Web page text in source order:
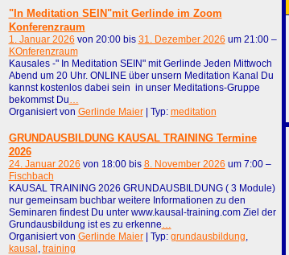
"In Meditation SEIN"mit Gerlinde im Zoom
Konferenzraum
1. Januar 2026 von 20:00 bis 31. Dezember 2026 um 21:00 –
KOnferenzraum
Kausales -" In Meditation SEIN" mit Gerlinde Jeden Mittwoch
Abend um 20 Uhr. ONLINE über unsern Meditation Kanal Du
kannst kostenlos dabei sein in unser Meditations-Gruppe
bekommst Du…
Organisiert von Gerlinde Maier| Typ: meditation
GRUNDAUSBILDUNG KAUSAL TRAINING Termine
2026
24. Januar 2026 von 18:00 bis 8. November 2026 um 7:00 –
Fischbach
KAUSAL TRAINING 2026 GRUNDAUSBILDUNG ( 3 Module)
nur gemeinsam buchbar weitere Informationen zu den
Seminaren findest Du unter www.kausal-training.com Ziel der
Grundausbildung ist es zu erkenne…
Organisiert von Gerlinde Maier| Typ: grundausbildung,
kausal, training